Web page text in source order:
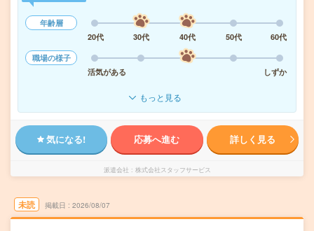
年齢層
20代
30代 40代 50代
60代
職場の様子
活気がある
しずか
もっと見る
気になる! 応募へ進む 詳しく見る
派遣会社 株式会社スタッフサービス
未読 掲載日 2026/08/07